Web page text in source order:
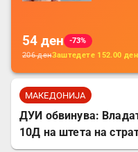
54 ден
-73%
206денЗаштедете 152.00 ден
МАКЕДОНИЈА
ДУИ обвинува:
10Д на штета на